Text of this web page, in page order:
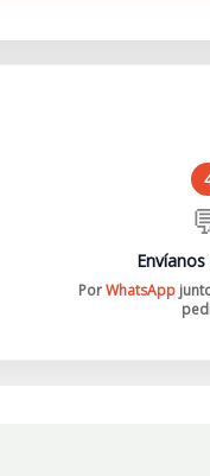
PorWhatsApp